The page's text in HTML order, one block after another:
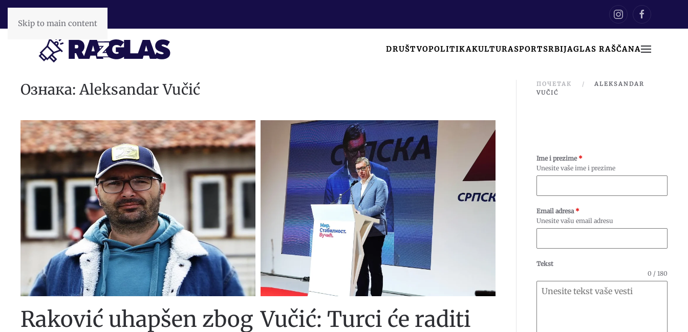
Skip to main content
DRUŠTVOPOLITIKAKULTURASPORTSRBIJAGLAS RAŠČANA
Ознака:Aleksandar Vučić
Raković uhapšen zbog Vučić: Turci će raditi
ПОЧЕТАК
ALEKSANDAR
VUČIĆ
Ime i prezime *
Unesite vaše ime i prezime
Email adresa *
Unesite vašu email adresu
Tekst
0 / 180